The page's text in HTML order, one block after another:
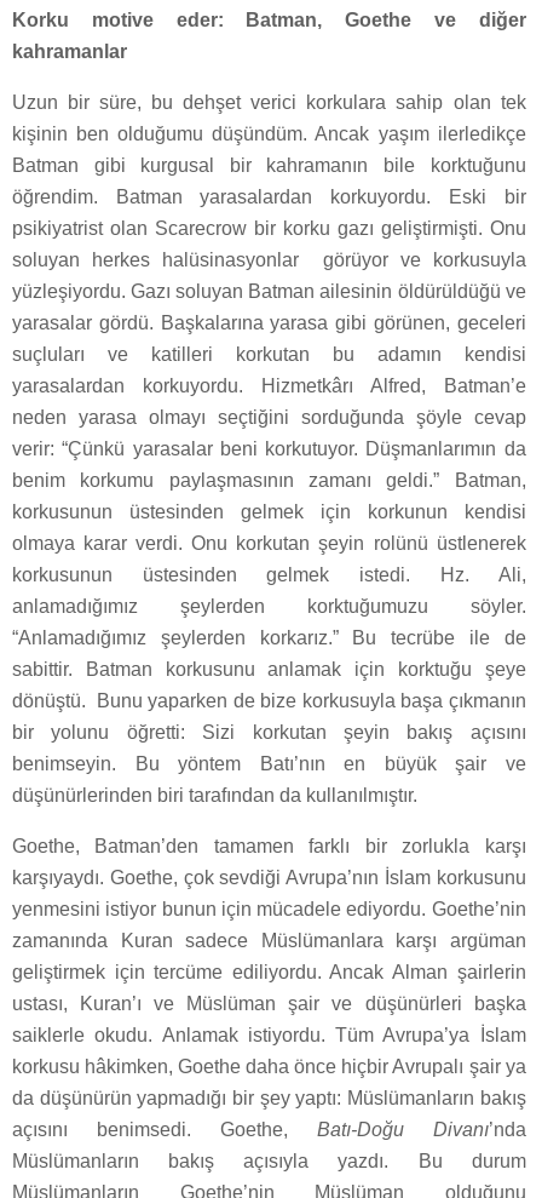
Korku motive eder: Batman, Goethe ve diğer
kahramanlar
Uzun bir süre, bu dehşet verici korkulara sahip olan tek
kişinin ben olduğumu düşündüm. Ancak yaşım ilerledikçe
Batman gibi kurgusal bir kahramanın bile korktuğunu
öğrendim. Batman yarasalardan korkuyordu. Eski bir
psikiyatrist olan Scarecrow bir korku gazı geliştirmişti. Onu
soluyan herkes halüsinasyonlar görüyor ve korkusuyla
yüzleşiyordu. Gazı soluyan Batman ailesinin öldürüldüğü ve
yarasalar gördü. Başkalarına yarasa gibi görünen, geceleri
suçluları ve katilleri korkutan bu adamın kendisi
yarasalardan korkuyordu. Hizmetkârı Alfred, Batman’e
neden yarasa olmayı seçtiğini sorduğunda şöyle cevap
verir: “Çünkü yarasalar beni korkutuyor. Düşmanlarımın da
benim korkumu paylaşmasının zamanı geldi.” Batman,
korkusunun üstesinden gelmek için korkunun kendisi
olmaya karar verdi. Onu korkutan şeyin rolünü üstlenerek
korkusunun üstesinden gelmek istedi. Hz. Ali,
anlamadığımız şeylerden korktuğumuzu söyler.
“Anlamadığımız şeylerden korkarız.” Bu tecrübe ile de
sabittir. Batman korkusunu anlamak için korktuğu şeye
dönüştü. Bunu yaparken de bize korkusuyla başa çıkmanın
bir yolunu öğretti: Sizi korkutan şeyin bakış açısını
benimseyin. Bu yöntem Batı’nın en büyük şair ve
düşünürlerinden biri tarafından da kullanılmıştır.
Goethe, Batman’den tamamen farklı bir zorlukla karşı
karşıyaydı. Goethe, çok sevdiği Avrupa’nın İslam korkusunu
yenmesini istiyor bunun için mücadele ediyordu. Goethe’nin
zamanında Kuran sadece Müslümanlara karşı argüman
geliştirmek için tercüme ediliyordu. Ancak Alman şairlerin
ustası, Kuran’ı ve Müslüman şair ve düşünürleri başka
saiklerle okudu. Anlamak istiyordu. Tüm Avrupa’ya İslam
korkusu hâkimken, Goethe daha önce hiçbir Avrupalı şair ya
da düşünürün yapmadığı bir şey yaptı: Müslümanların bakış
açısını benimsedi. Goethe, Batı-Doğu Divanı’nda
Müslümanların bakış açısıyla yazdı. Bu durum
Müslümanların Goethe’nin Müslüman olduğunu